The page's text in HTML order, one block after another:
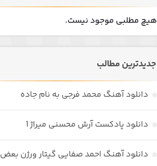
هیچ مطلبی موجود نیست.
جدیدترین مطالب
دانلود آهنگ محمد فرجی به نام جاده
دانلود پادکست آرش محسنی میراژ 1
دانلود آهنگ احمد صفایی گیتار ورژن بعض